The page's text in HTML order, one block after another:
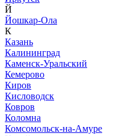
Й
Йошкар-Ола
К
Казань
Калининград
Каменск-Уральский
Кемерово
Киров
Кисловодск
Ковров
Коломна
Комсомольск-на-Амуре